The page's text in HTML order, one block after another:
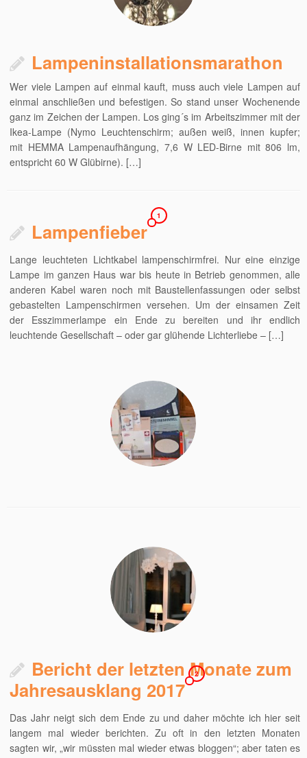
Lampeninstallationsmarathon
Wer viele Lampen auf einmal kauft, muss auch viele Lampen auf
einmal anschließen und befestigen. So stand unser Wochenende
ganz im Zeichen der Lampen. Los ging´s im Arbeitszimmer mit der
Ikea-Lampe (Nymo Leuchtenschirm; außen weiß, innen kupfer;
mit HEMMA Lampenaufhängung, 7,6 W LED-Birne mit 806 lm,
entspricht 60 W Glübirne). […]
Lampenfieber
1
Lange leuchteten Lichtkabel lampenschirmfrei. Nur eine einzige
Lampe im ganzen Haus war bis heute in Betrieb genommen, alle
anderen Kabel waren noch mit Baustellenfassungen oder selbst
gebastelten Lampenschirmen versehen. Um der einsamen Zeit
der Esszimmerlampe ein Ende zu bereiten und ihr endlich
leuchtende Gesellschaft – oder gar glühende Lichterliebe – […]
Bericht der letzten Monate zum
Jahresausklang 2017
2
Das Jahr neigt sich dem Ende zu und daher möchte ich hier seit
langem mal wieder berichten. Zu oft in den letzten Monaten
sagten wir, „wir müssten mal wieder etwas bloggen“; aber taten es